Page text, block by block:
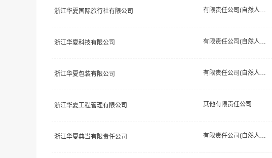
浙江华夏国际旅行社有限公司 有限责任公司(自然人投资或控股)
浙江华夏科技有限公司 有限责任公司(自然人投资或控股)
浙江华夏包装有限公司 有限责任公司(自然人投资或控股)
浙江华夏工程管理有限公司 其他有限责任公司
浙江华夏典当有限责任公司 有限责任公司(自然人投资或控股)